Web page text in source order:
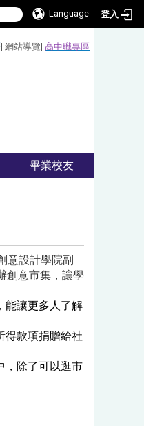
Language 登入
| 網站導覽| 高中職專區
畢業校友
意設計學院副
創意市集，讓學
能讓更多人了解
得款項捐贈給社
，除了可以逛市